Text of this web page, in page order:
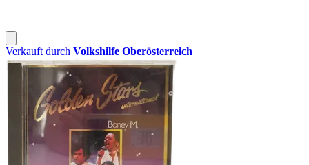
Verkauft durch Volkshilfe Oberösterreich